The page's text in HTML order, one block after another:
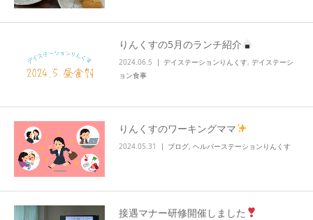
りんくすの5月のランチ紹介
2024.06.5 デイステーションりんくす, デイステーシ
ョン食事
りんくすのワーキングママ
2024.05.31 ブログ, ヘルパーステーションりんくす
接遇マナー研修開催しました
info